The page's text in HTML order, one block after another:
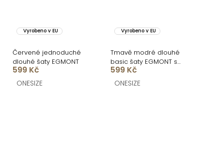
Vyrobeno v EU
Červené jednoduché
dlouhé šaty EGMONT
599 Kč
ONESIZE
Vyrobeno v EU
Tmavě modré dlouhé
basic šaty EGMONT s
rozparkem
599 Kč
ONESIZE